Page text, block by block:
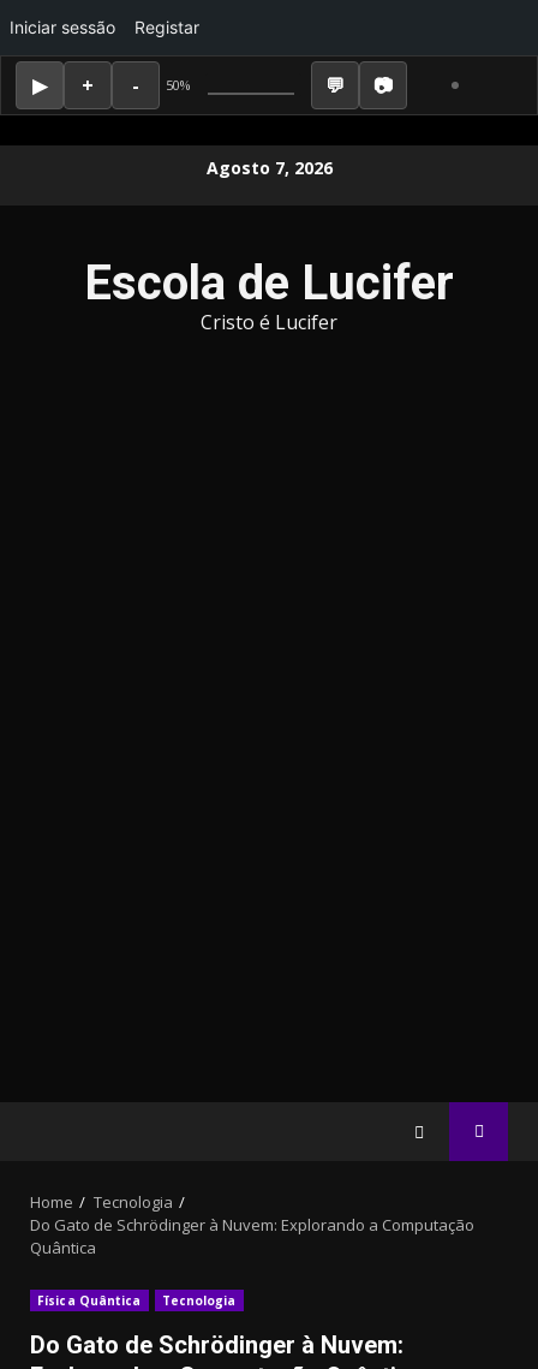
50%
Iniciar sessão Registar
Agosto 7, 2026
Escola de Lucifer
Cristo é Lucifer
Home
Tecnologia
Do Gato de Schrödinger à Nuvem: Explorando a Computação
Quântica
Física Quântica Tecnologia
Do Gato de Schrödinger à Nuvem: